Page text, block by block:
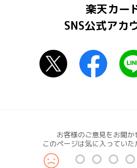
楽天カー
SNS公式アカ
お客様のご意見をお聞か
このページは気に入っていた